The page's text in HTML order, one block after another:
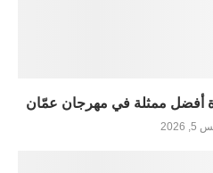
أفضل ممثلة في مهرجان عمّان